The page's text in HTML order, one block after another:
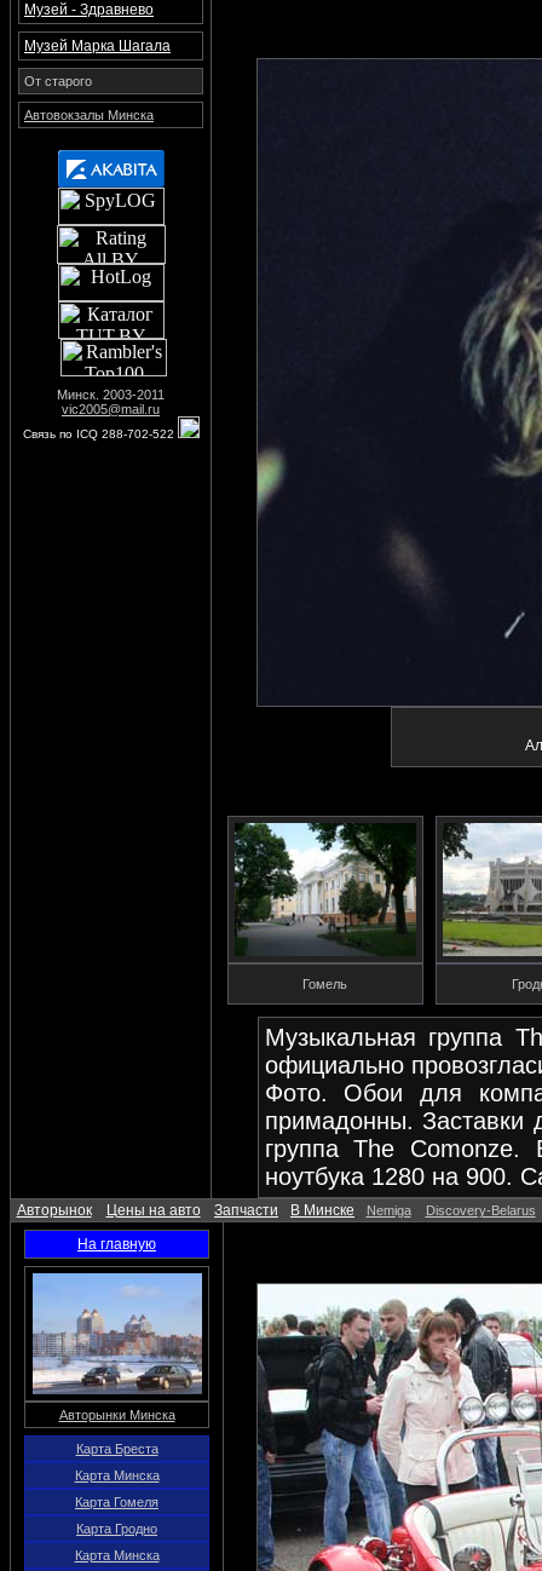
Музей - Здравнево
Музей Марка Шагала
От старого
Автовокзалы Минска
Минск. 2003-2011
vic2005@mail.ru
Связь по ICQ 288-702-522
Гомель
Музыкальная группа
официально
Фото. Обои для
примадонны. Заставки
группа The
ноутбука 1280 на 900.
Авторынок Цены на авто Запчасти В Минске Nemiga Discovery-Belarus
На главную
Авторынки Минска
Карта Бреста
Карта Минска
Карта Гомеля
Карта Гродно
Карта Минска